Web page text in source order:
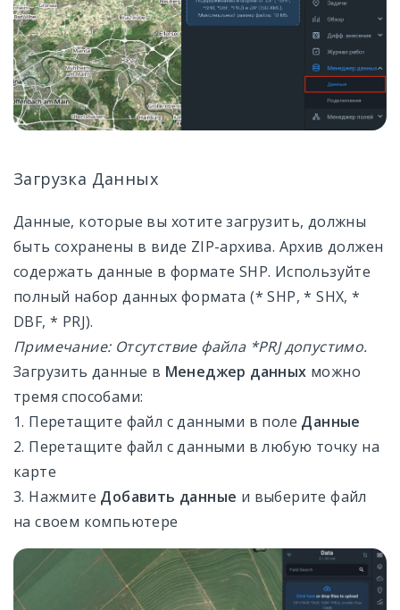
Загрузка Данных
Данные, которые вы хотите загрузить, должны
быть сохранены в виде ZIP-архива. Архив должен
содержать данные в формате SHP. Используйте
полный набор данных формата (* SHP, * SHX, *
DBF, * PRJ).
Примечание: Отсутствие файла *PRJ допустимо.
Загрузить данные в Менеджер данных можно
тремя способами:
1. Перетащите файл с данными в поле Данные
2. Перетащите файл с данными в любую точку на
карте
3. Нажмите Добавить данные и выберите файл
на своем компьютере